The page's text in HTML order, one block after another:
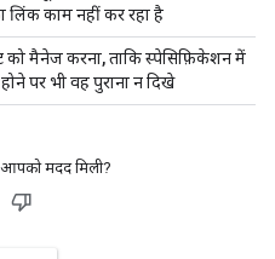
लिंक काम नहीं कर रहा है
को मैनेज करना, ताकि स्पेसिफ़िकेशन में
पर भी वह पुराना न दिखे
मदद मिली?